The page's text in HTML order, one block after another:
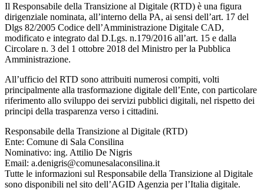
Il Responsabile della Transizione al Digitale (RTD) è una figura
dirigenziale nominata, all’interno della PA, ai sensi dell’art. 17 del
Dlgs 82/2005 Codice dell’Amministrazione Digitale CAD,
modificato e integrato dal D.Lgs. n.179/2016 all’art. 15 e dalla
Circolare n. 3 del 1 ottobre 2018 del Ministro per la Pubblica
Amministrazione.
All’ufficio del RTD sono attribuiti numerosi compiti, volti
principalmente alla trasformazione digitale dell’Ente, con particolare
riferimento allo sviluppo dei servizi pubblici digitali, nel rispetto dei
principi della trasparenza verso i cittadini.
Responsabile della Transizione al Digitale (RTD)
Ente: Comune di Sala Consilina
Nominativo: ing. Attilio De Nigris
Email: a.denigris@comunesalaconsilina.it
Tutte le informazioni sul Responsabile della Transizione al Digitale
sono disponibili nel sito dell’AGID Agenzia per l’Italia digitale.